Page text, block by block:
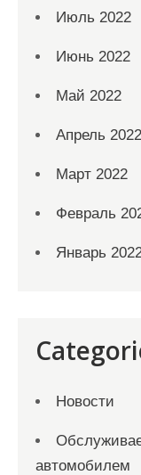
Июль 2022
Июнь 2022
Май 2022
Апрель 2022
Март 2022
Февраль
Январь
Новости
автомобилем